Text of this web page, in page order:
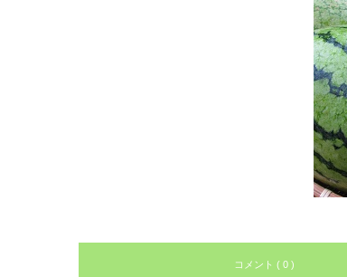
コメント ( 0 )